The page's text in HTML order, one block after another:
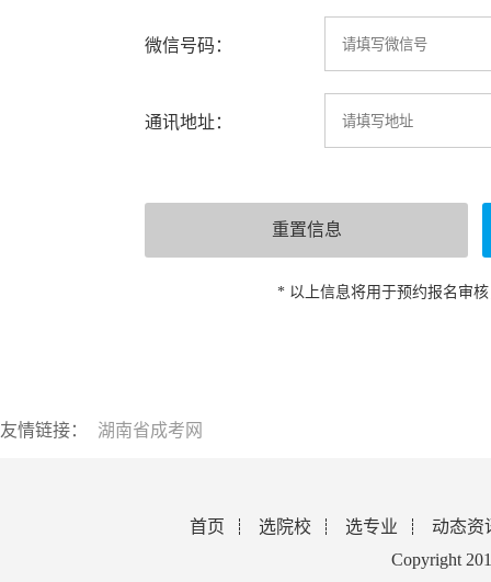
微信号码：
通讯地址：
* 以上信息将用于预约报名审
友情链接： 湖南省成考网
首页 选院校 选专业
动态资
Copyright